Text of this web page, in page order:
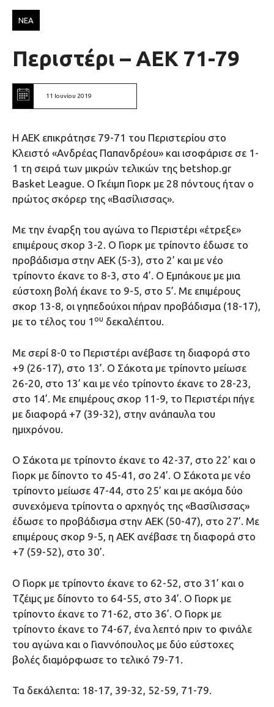
ΝΕΑ
Περιστέρι – ΑΕΚ 71-79
11 Ιουνίου 2019
Η ΑΕΚ επικράτησε 79-71 του Περιστερίου στο
Κλειστό «Ανδρέας Παπανδρέου» και ισοφάρισε σε 1-
1 τη σειρά των μικρών τελικών της betshop.gr
Basket League. O Γκέιμπ Γιορκ με 28 πόντους ήταν ο
πρώτος σκόρερ της «Βασίλισσας».
Με την έναρξη του αγώνα το Περιστέρι «έτρεξε»
επιμέρους σκορ 3-2. Ο Γιορκ με τρίποντο έδωσε το
προβάδισμα στην ΑΕΚ (5-3), στο 2’ και με νέο
τρίποντο έκανε το 8-3, στο 4’. Ο Εμπάκουε με μια
εύστοχη βολή έκανε το 9-5, στο 5’. Με επιμέρους
σκορ 13-8, οι γηπεδούχοι πήραν προβάδισμα (18-17),
με το τέλος του 1 ου δεκαλέπτου.
Με σερί 8-0 το Περιστέρι ανέβασε τη διαφορά στο
+9 (26-17), στο 13’. Ο Σάκοτα με τρίποντο μείωσε
26-20, στο 13’ και με νέο τρίποντο έκανε το 28-23,
στο 14’. Με επιμέρους σκορ 11-9, το Περιστέρι πήγε
με διαφορά +7 (39-32), στην ανάπαυλα του
ημιχρόνου.
Ο Σάκοτα με τρίποντο έκανε το 42-37, στο 22’ και ο
Γιορκ με δίποντο το 45-41, σο 24’. Ο Σάκοτα με νέο
τρίποντο μείωσε 47-44, στο 25’ και με ακόμα δύο
συνεχόμενα τρίποντα ο αρχηγός της «Βασίλισσας»
έδωσε το προβάδισμα στην ΑΕΚ (50-47), στο 27’. Με
επιμέρους σκορ 9-5, η ΑΕΚ ανέβασε τη διαφορά στο
+7 (59-52), στο 30’.
Ο Γιορκ με τρίποντο έκανε το 62-52, στο 31’ και ο
Τζέιμς με δίποντο το 64-55, στο 34’. Ο Γιορκ με
τρίποντο έκανε το 71-62, στο 36’. Ο Γιορκ με
τρίποντο έκανε το 74-67, ένα λεπτό πριν το φινάλε
του αγώνα και ο Γιαννόπουλος με δύο εύστοχες
βολές διαμόρφωσε το τελικό 79-71.
Τα δεκάλεπτα: 18-17, 39-32, 52-59, 71-79.